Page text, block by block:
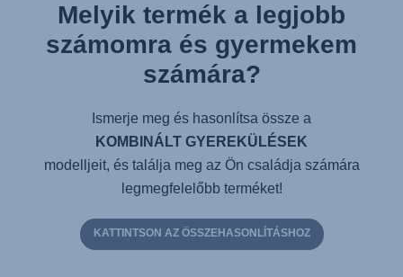
Melyik termék a legjobb
számomra és gyermekem
számára?
Ismerje meg és hasonlítsa össze a
KOMBINÁLT GYEREKÜLÉSEK
modelljeit, és találja meg az Ön családja számára
legmegfelelőbb terméket!
KATTINTSON AZ ÖSSZEHASONLÍTÁSHOZ